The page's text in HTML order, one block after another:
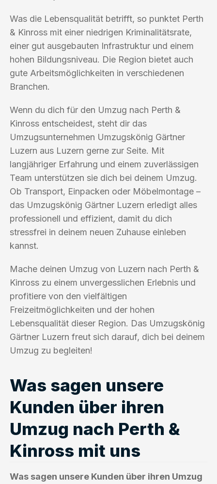
Was die Lebensqualität betrifft, so punktet Perth
& Kinross mit einer niedrigen Kriminalitätsrate,
einer gut ausgebauten Infrastruktur und einem
hohen Bildungsniveau. Die Region bietet auch
gute Arbeitsmöglichkeiten in verschiedenen
Branchen.
Wenn du dich für den Umzug nach Perth &
Kinross entscheidest, steht dir das
Umzugsunternehmen Umzugskönig Gärtner
Luzern aus Luzern gerne zur Seite. Mit
langjähriger Erfahrung und einem zuverlässigen
Team unterstützen sie dich bei deinem Umzug.
Ob Transport, Einpacken oder Möbelmontage –
das Umzugskönig Gärtner Luzern erledigt alles
professionell und effizient, damit du dich
stressfrei in deinem neuen Zuhause einleben
kannst.
Mache deinen Umzug von Luzern nach Perth &
Kinross zu einem unvergesslichen Erlebnis und
profitiere von den vielfältigen
Freizeitmöglichkeiten und der hohen
Lebensqualität dieser Region. Das Umzugskönig
Gärtner Luzern freut sich darauf, dich bei deinem
Umzug zu begleiten!
Was sagen unsere
Kunden über ihren
Umzug nach Perth &
Kinross mit uns
Was sagen unsere Kunden über ihren Umzug